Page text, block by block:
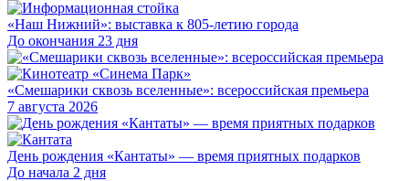
«Наш Нижний»: выставка к 805-летию города
До окончания 23 дня
«Смешарики сквозь вселенные»: всероссийская премьера
7 августа 2026
День рождения «Кантаты» — время приятных подарков
До начала 2 дня